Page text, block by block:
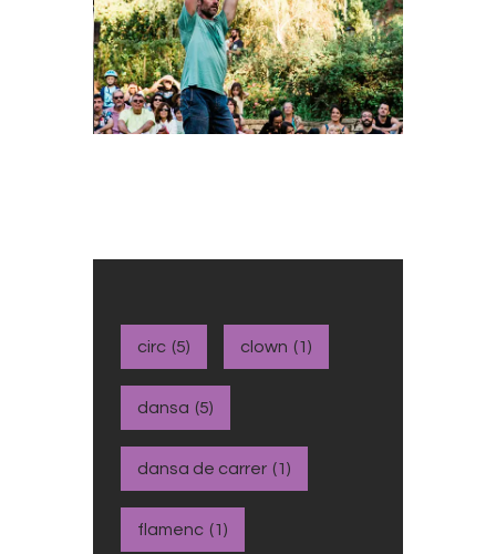
circ (5) clown (1)
dansa (5)
dansa de carrer (1)
flamenc (1)